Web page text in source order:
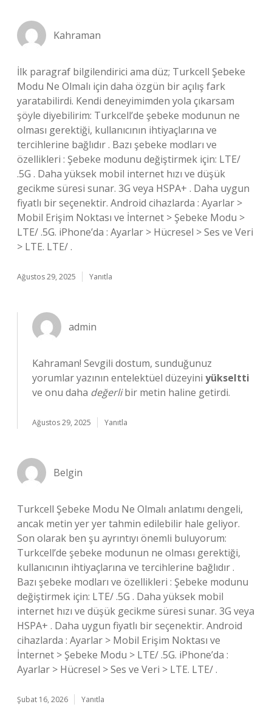
Kahraman
İlk paragraf bilgilendirici ama düz; Turkcell Şebeke
Modu Ne Olmalı için daha özgün bir açılış fark
yaratabilirdi. Kendi deneyimimden yola çıkarsam
şöyle diyebilirim: Turkcell’de şebeke modunun ne
olması gerektiği, kullanıcının ihtiyaçlarına ve
tercihlerine bağlıdır . Bazı şebeke modları ve
özellikleri : Şebeke modunu değiştirmek için: LTE/
.5G . Daha yüksek mobil internet hızı ve düşük
gecikme süresi sunar. 3G veya HSPA+ . Daha uygun
fiyatlı bir seçenektir. Android cihazlarda : Ayarlar >
Mobil Erişim Noktası ve İnternet > Şebeke Modu >
LTE/ .5G. iPhone’da : Ayarlar > Hücresel > Ses ve Veri
> LTE. LTE/ .
Ağustos 29, 2025 Yanıtla
admin
Kahraman! Sevgili dostum, sunduğunuz
yorumlar yazının entelektüel düzeyini yükseltti
ve onu daha değerlibir metin haline getirdi.
Ağustos 29, 2025 Yanıtla
Belgin
Turkcell Şebeke Modu Ne Olmalı anlatımı dengeli,
ancak metin yer yer tahmin edilebilir hale geliyor.
Son olarak ben şu ayrıntıyı önemli buluyorum:
Turkcell’de şebeke modunun ne olması gerektiği,
kullanıcının ihtiyaçlarına ve tercihlerine bağlıdır .
Bazı şebeke modları ve özellikleri : Şebeke modunu
değiştirmek için: LTE/ .5G . Daha yüksek mobil
internet hızı ve düşük gecikme süresi sunar. 3G veya
HSPA+ . Daha uygun fiyatlı bir seçenektir. Android
cihazlarda : Ayarlar > Mobil Erişim Noktası ve
İnternet > Şebeke Modu > LTE/ .5G. iPhone’da :
Ayarlar > Hücresel > Ses ve Veri > LTE. LTE/ .
Şubat 16, 2026 Yanıtla